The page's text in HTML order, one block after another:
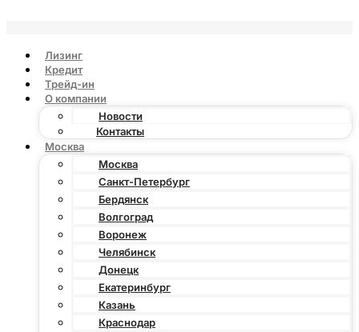
Лизинг
Кредит
Трейд-ин
О компании
Новости
Контакты
Москва
Москва
Санкт-Петербург
Бердянск
Волгоград
Воронеж
Челябинск
Донецк
Екатеринбург
Казань
Краснодар